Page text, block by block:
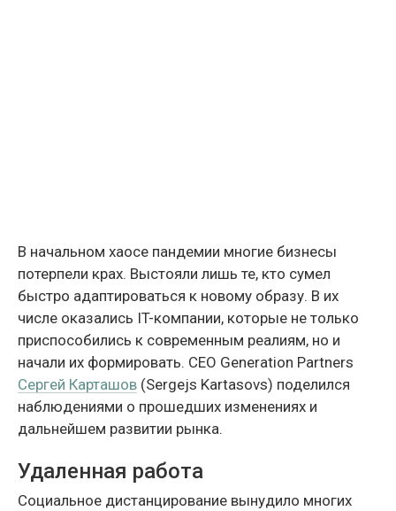
В начальном хаосе пандемии многие бизнесы
потерпели крах. Выстояли лишь те, кто сумел
быстро адаптироваться к новому образу. В их
числе оказались IT-компании, которые не только
приспособились к современным реалиям, но и
начали их формировать. CEO Generation Partners
Сергей Карташов (Sergejs Kartasovs) поделился
наблюдениями о прошедших изменениях и
дальнейшем развитии рынка.
Удаленная работа
Социальное дистанцирование вынудило многих